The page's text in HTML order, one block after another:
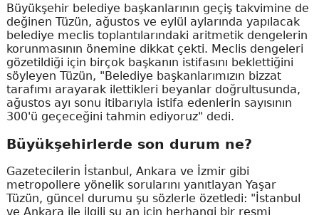
Büyükşehir belediye başkanlarının geçiş takvimine de
değinen Tüzün, ağustos ve eylül aylarında yapılacak
belediye meclis toplantılarındaki aritmetik dengelerin
korunmasının önemine dikkat çekti. Meclis dengeleri
gözetildiği için birçok başkanın istifasını beklettiğini
söyleyen Tüzün, "Belediye başkanlarımızın bizzat
tarafımı arayarak ilettikleri beyanlar doğrultusunda,
ağustos ayı sonu itibarıyla istifa edenlerin sayısının
300'ü geçeceğini tahmin ediyoruz" dedi.
Büyükşehirlerde son durum ne?
Gazetecilerin İstanbul, Ankara ve İzmir gibi
metropollere yönelik sorularını yanıtlayan Yaşar
Tüzün, güncel durumu şu sözlerle özetledi: "İstanbul
ve Ankara ile ilgili şu an için herhangi bir resmi